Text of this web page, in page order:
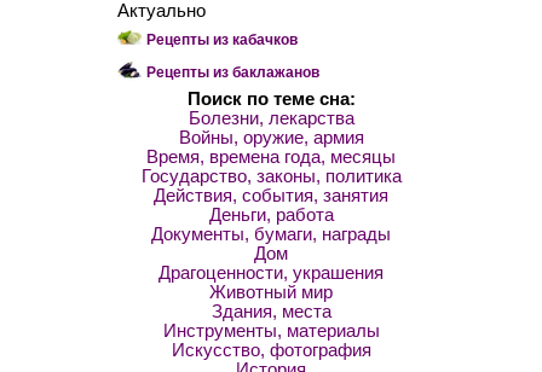
Актуально
Рецепты из кабачков
Рецепты из баклажанов
Поиск по теме сна:
Болезни, лекарства
Войны, оружие, армия
Время, времена года, месяцы
Государство, законы, политика
Действия, события, занятия
Деньги, работа
Документы, бумаги, награды
Дом
Драгоценности, украшения
Животный мир
Здания, места
Инструменты, материалы
Искусство, фотография